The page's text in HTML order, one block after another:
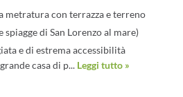
metratura con terrazza e terreno
spiagge di San Lorenzo al mare)
e di estrema accessibilità
casa di p... Leggi tutto »